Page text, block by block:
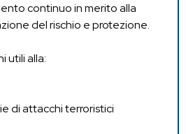
continuo in merito alla
del rischio e protezione.
utili alla:
di attacchi terroristici